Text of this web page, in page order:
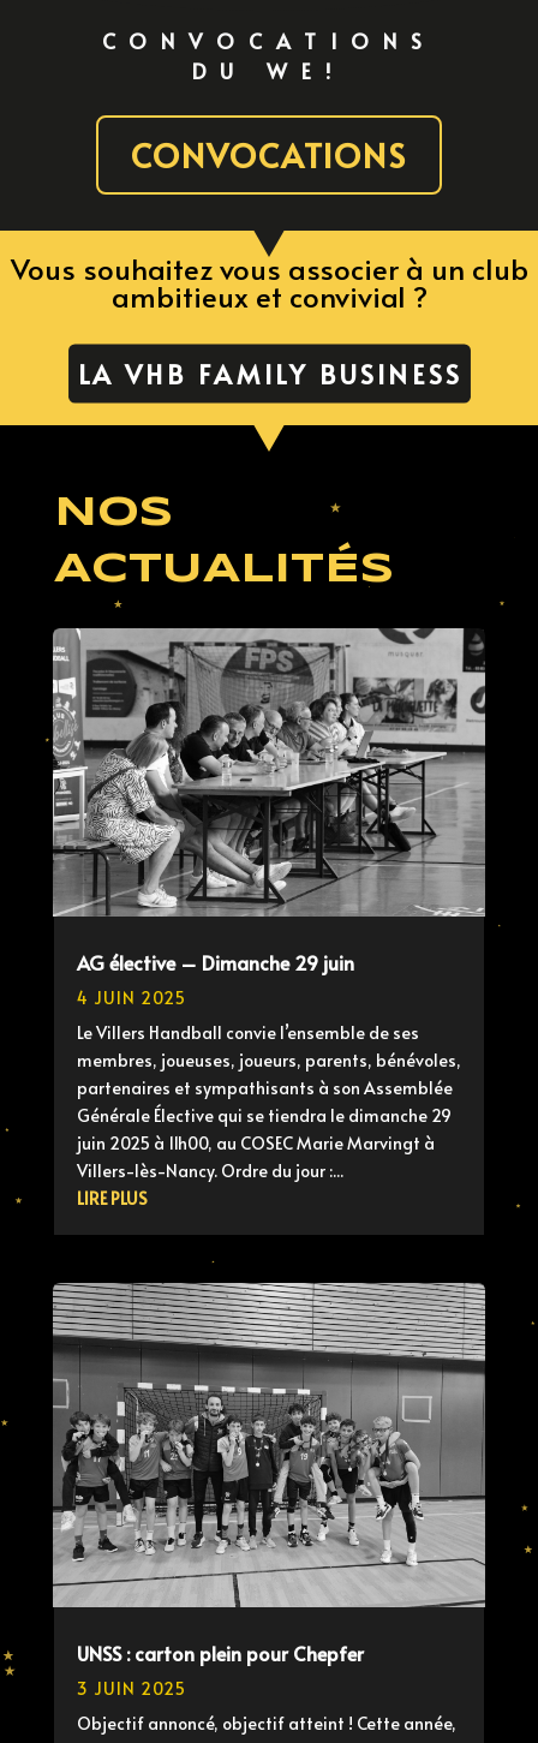
CONVOCATIONS
DU WE!
CONVOCATIONS
Vous souhaitez vous associer à un club
ambitieux et convivial ?
LA VHB FAMILY BUSINESS
NOS
ACTUALITÉS
AG élective – Dimanche 29 juin
4 JUIN 2025
Le Villers Handball convie l’ensemble de ses
membres, joueuses, joueurs, parents, bénévoles,
partenaires et sympathisants à son Assemblée
Générale Élective qui se tiendra le dimanche 29
juin 2025 à 11h00, au COSEC Marie Marvingt à
Villers-lès-Nancy. Ordre du jour :...
LIRE PLUS
UNSS : carton plein pour Chepfer
3 JUIN 2025
Objectif annoncé, objectif atteint ! Cette année,